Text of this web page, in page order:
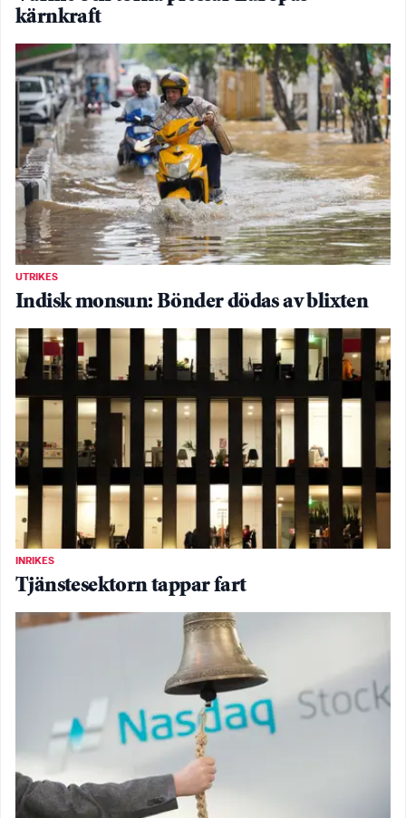
kärnkraft
UTRIKES
Indisk monsun: Bönder dödas av blixten
INRIKES
Tjänstesektorn tappar fart